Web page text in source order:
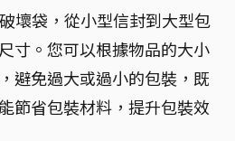
壞袋，從小型信封到大型包
寸。您可以根據物品的大小
避免過大或過小的包裝，既
節省包裝材料，提升包裝效